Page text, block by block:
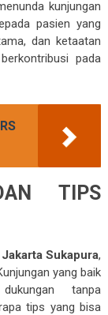
kunjungan
pasien yang
dan ketaatan
pada
TIPS
Sukapura,
yang baik
tanpa
tips yang bisa